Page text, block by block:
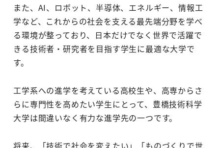
また、AI、ロボット、半導体、エネルギー、情報工
学など、これからの社会を支える最先端分野を学べ
る環境が整っており、日本だけでなく世界で活躍で
きる技術者・研究者を目指す学生に最適な大学で
す。
工学系への進学を考えている高校生や、高専からさ
らに専門性を高めたい学生にとって、豊橋技術科学
大学は間違いなく有力な進学先の一つです。
将来、「技術で社会を変えたい」「ものづくりで世